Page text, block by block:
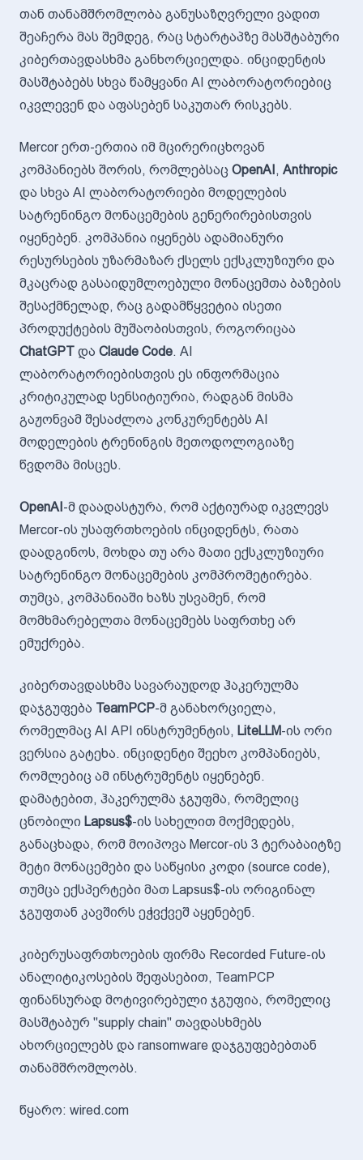
თან თანამშრომლობა განუსაზღვრელი ვადით
შეაჩერა მას შემდეგ, რაც სტარტაპზე მასშტაბური
კიბერთავდასხმა განხორციელდა. ინციდენტის
მასშტაბებს სხვა წამყვანი AI ლაბორატორიებიც
იკვლევენ და აფასებენ საკუთარ რისკებს.
Mercor ერთ-ერთია იმ მცირერიცხოვან
კომპანიებს შორის, რომლებსაც OpenAI, Anthropic
და სხვა AI ლაბორატორიები მოდელების
სატრენინგო მონაცემების გენერირებისთვის
იყენებენ. კომპანია იყენებს ადამიანური
რესურსების უზარმაზარ ქსელს ექსკლუზიური და
მკაცრად გასაიდუმლოებული მონაცემთა ბაზების
შესაქმნელად, რაც გადამწყვეტია ისეთი
პროდუქტების მუშაობისთვის, როგორიცაა
ChatGPT და Claude Code. AI
ლაბორატორიებისთვის ეს ინფორმაცია
კრიტიკულად სენსიტიურია, რადგან მისმა
გაჟონვამ შესაძლოა კონკურენტებს AI
მოდელების ტრენინგის მეთოდოლოგიაზე
წვდომა მისცეს.
OpenAI-მ დაადასტურა, რომ აქტიურად იკვლევს
Mercor-ის უსაფრთხოების ინციდენტს, რათა
დაადგინოს, მოხდა თუ არა მათი ექსკლუზიური
სატრენინგო მონაცემების კომპრომეტირება.
თუმცა, კომპანიაში ხაზს უსვამენ, რომ
მომხმარებელთა მონაცემებს საფრთხე არ
ემუქრება.
კიბერთავდასხმა სავარაუდოდ ჰაკერულმა
დაჯგუფება TeamPCP-მ განახორციელა,
რომელმაც AI API ინსტრუმენტის, LiteLLM-ის ორი
ვერსია გატეხა. ინციდენტი შეეხო კომპანიებს,
რომლებიც ამ ინსტრუმენტს იყენებენ.
დამატებით, ჰაკერულმა ჯგუფმა, რომელიც
ცნობილი Lapsus$-ის სახელით მოქმედებს,
განაცხადა, რომ მოიპოვა Mercor-ის 3 ტერაბაიტზე
მეტი მონაცემები და საწყისი კოდი (source code),
თუმცა ექსპერტები მათ Lapsus$-ის ორიგინალ
ჯგუფთან კავშირს ეჭვქვეშ აყენებენ.
კიბერუსაფრთხოების ფირმა Recorded Future-ის
ანალიტიკოსების შეფასებით, TeamPCP
ფინანსურად მოტივირებული ჯგუფია, რომელიც
მასშტაბურ "supply chain" თავდასხმებს
ახორციელებს და ransomware დაჯგუფებებთან
თანამშრომლობს.
წყარო: wired.com